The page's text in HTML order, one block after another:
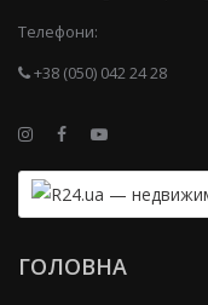
Телефони:
+38 (050) 042 24 28
ГОЛОВНА